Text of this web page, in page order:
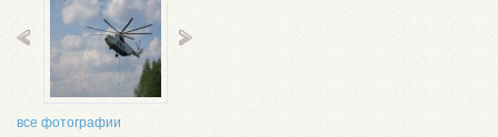
все фотографии